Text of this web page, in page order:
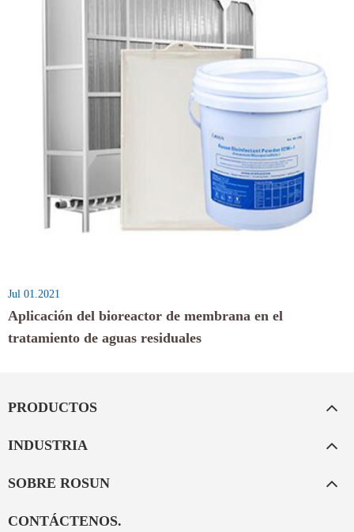
Jul 01.2021
Aplicación del bioreactor de membrana en el
tratamiento de aguas residuales
PRODUCTOS
INDUSTRIA
SOBRE ROSUN
CONTÁCTENOS.